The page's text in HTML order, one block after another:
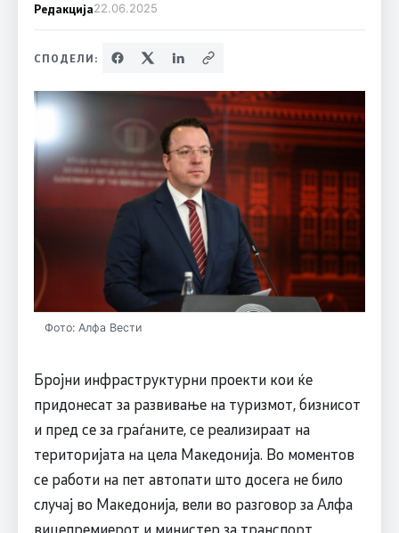
Редакција22.06.2025
СПОДЕЛИ:
Фото: Алфа Вести
Бројни инфраструктурни проекти кои ќе
придонесат за развивање на туризмот, бизнисот
и пред се за граѓаните, се реализираат на
територијата на цела Македонија. Во моментов
се работи на пет автопати што досега не било
случај во Македонија, вели во разговор за Алфа
вицепремиерот и министер за транспорт